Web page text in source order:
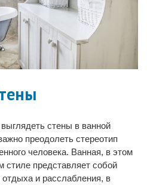
стены в ванной
преодолеть стереотип
человека. Ванная, в этом
стиле представляет собой
и расслабления, в